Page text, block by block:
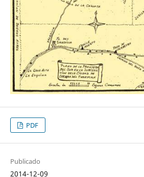
PDF
Publicado
2014-12-09